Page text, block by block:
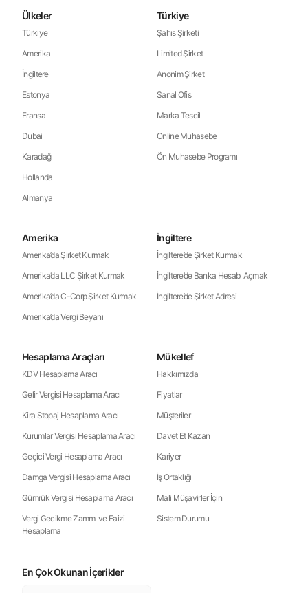
Ülkeler
Türkiye
Amerika
İngiltere
Estonya
Fransa
Dubai
Karadağ
Hollanda
Almanya
Türkiye
Şahıs Şirketi
Limited Şirket
Anonim Şirket
Sanal Ofis
Marka Tescil
Online Muhasebe
Ön Muhasebe Programı
Amerika
Amerika’da Şirket Kurmak
Amerika’da LLC Şirket Kurmak
Amerika’da C-Corp Şirket Kurmak
Amerika’da Vergi Beyanı
İngiltere
İngiltere’de Şirket Kurmak
İngiltere’de Banka Hesabı Açmak
İngiltere’de Şirket Adresi
Hesaplama Araçları
KDV Hesaplama Aracı
Gelir Vergisi Hesaplama Aracı
Kira Stopaj Hesaplama Aracı
Kurumlar Vergisi Hesaplama Aracı
Geçici Vergi Hesaplama Aracı
Damga Vergisi Hesaplama Aracı
Gümrük Vergisi Hesaplama Aracı
Vergi Gecikme Zammı ve Faizi
Hesaplama
Mükellef
Hakkımızda
Fiyatlar
Müşteriler
Davet Et Kazan
Kariyer
İş Ortaklığı
Mali Müşavirler İçin
Sistem Durumu
En Çok Okunan İçerikler